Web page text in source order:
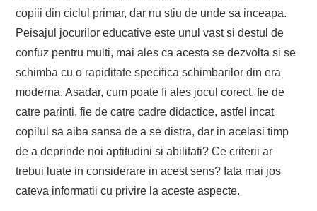
copiii din ciclul primar, dar nu stiu de unde sa inceapa.
Peisajul jocurilor educative este unul vast si destul de
confuz pentru multi, mai ales ca acesta se dezvolta si se
schimba cu o rapiditate specifica schimbarilor din era
moderna. Asadar, cum poate fi ales jocul corect, fie de
catre parinti, fie de catre cadre didactice, astfel incat
copilul sa aiba sansa de a se distra, dar in acelasi timp
de a deprinde noi aptitudini si abilitati? Ce criterii ar
trebui luate in considerare in acest sens? Iata mai jos
cateva informatii cu privire la aceste aspecte.